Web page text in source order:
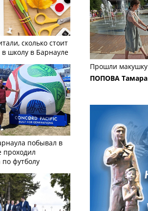
сколько стоит
в школу в Барнауле
побывал в
проходил
футболу
Прошли макушку
ПОПОВА Тамара